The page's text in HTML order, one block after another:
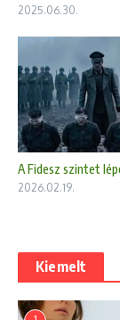
2025.06.30.
A Fidesz szintet
2026.02.19.
Kiemelt